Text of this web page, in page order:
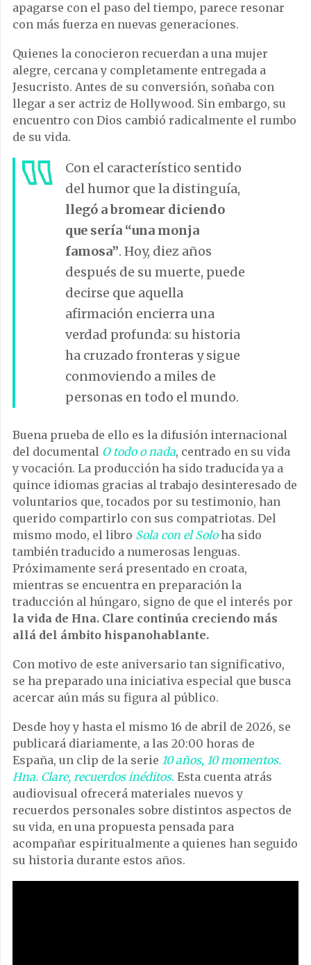
apagarse con el paso del tiempo, parece resonar
con más fuerza en nuevas generaciones.
Quienes la conocieron recuerdan a una mujer
alegre, cercana y completamente entregada a
Jesucristo. Antes de su conversión, soñaba con
llegar a ser actriz de Hollywood. Sin embargo, su
encuentro con Dios cambió radicalmente el rumbo
de su vida.
Con el característico sentido
del humor que la distinguía,
llegó a bromear diciendo
que sería “una monja
famosa”. Hoy, diez años
después de su muerte, puede
decirse que aquella
afirmación encierra una
verdad profunda: su historia
ha cruzado fronteras y sigue
conmoviendo a miles de
personas en todo el mundo.
Buena prueba de ello es la difusión internacional
del documental O todo o nada, centrado en su vida
y vocación. La producción ha sido traducida ya a
quince idiomas gracias al trabajo desinteresado de
voluntarios que, tocados por su testimonio, han
querido compartirlo con sus compatriotas. Del
mismo modo, el libro Sola con el Solo ha sido
también traducido a numerosas lenguas.
Próximamente será presentado en croata,
mientras se encuentra en preparación la
traducción al húngaro, signo de que el interés por
la vida de Hna. Clare continúa creciendo más
allá del ámbito hispanohablante.
Con motivo de este aniversario tan significativo,
se ha preparado una iniciativa especial que busca
acercar aún más su figura al público.
Desde hoy y hasta el mismo 16 de abril de 2026, se
publicará diariamente, a las 20:00 horas de
España, un clip de la serie 10 años, 10 momentos.
Hna. Clare, recuerdos inéditos. Esta cuenta atrás
audiovisual ofrecerá materiales nuevos y
recuerdos personales sobre distintos aspectos de
su vida, en una propuesta pensada para
acompañar espiritualmente a quienes han seguido
su historia durante estos años.